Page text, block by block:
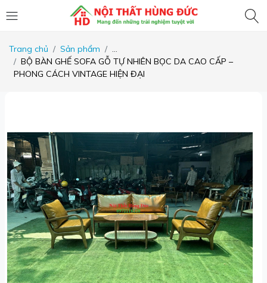
Trang chủ Sản phẩm
...
BỘ BÀN GHẾ SOFA GỖ TỰ NHIÊN BỌC DA CAO CẤP –
PHONG CÁCH VINTAGE HIỆN ĐẠI